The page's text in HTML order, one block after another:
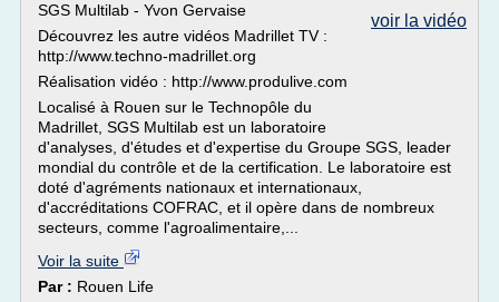
voir la vidéo
SGS Multilab - Yvon Gervaise
Découvrez les autre vidéos Madrillet TV :
http://www.techno-madrillet.org
Réalisation vidéo : http://www.produlive.com
Localisé à Rouen sur le Technopôle du
Madrillet, SGS Multilab est un laboratoire
d'analyses, d'études et d'expertise du Groupe SGS, leader
mondial du contrôle et de la certification. Le laboratoire est
doté d'agréments nationaux et internationaux,
d'accréditations COFRAC, et il opère dans de nombreux
secteurs, comme l'agroalimentaire,...
Voir la suite
Par : Rouen Life